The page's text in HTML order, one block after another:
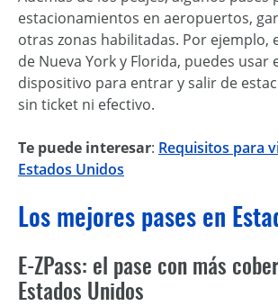
estacionamientos en aeropuertos,
otras zonas habilitadas. Por ejemplo,
de Nueva York y Florida, puedes usar
dispositivo para entrar y salir de
sin ticket ni efectivo.
Te puede interesar: Requisitos para
Estados Unidos
Los mejores pases en
E-ZPass: el pase con más
Estados Unidos